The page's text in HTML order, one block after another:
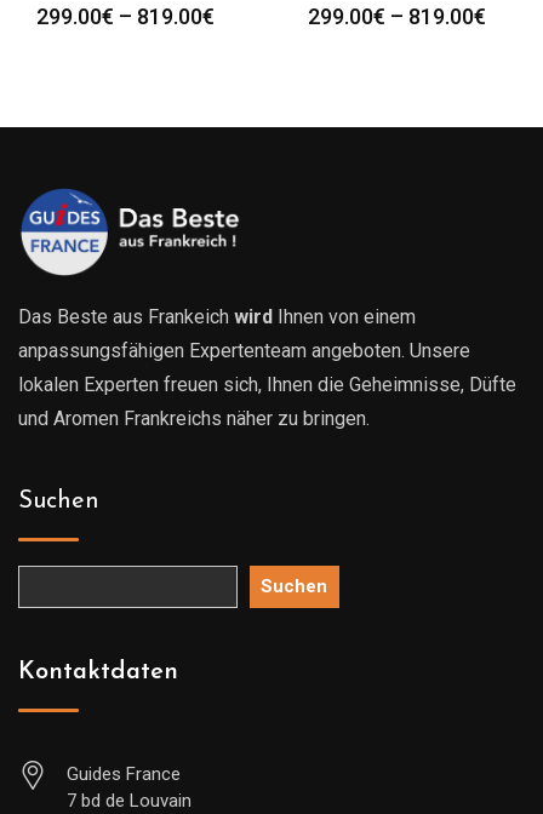
299.00€ – 819.00€ Preisspanne:299.00€ – 819.00€
Das Beste aus Frankeich wird Ihnen von einem
anpassungsfähigen Expertenteam angeboten. Unsere
lokalen Experten freuen sich, Ihnen die Geheimnisse, Düfte
und Aromen Frankreichs näher zu bringen.
Suchen
Suchen
Kontaktdaten
Guides France
7 bd de Louvain